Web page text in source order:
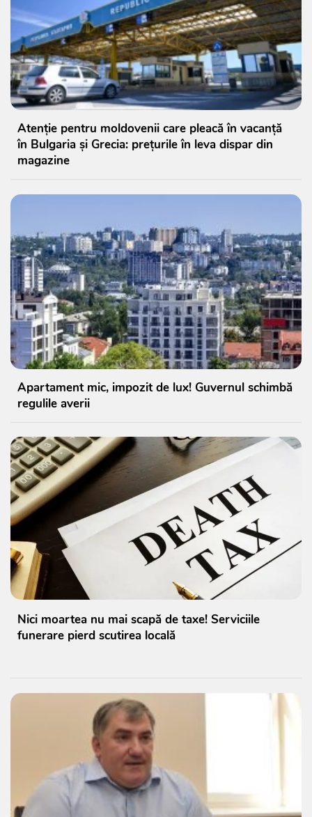
Atenție pentru moldovenii care pleacă în vacanță
în Bulgaria și Grecia: prețurile în leva dispar din
magazine
Apartament mic, impozit de lux! Guvernul schimbă
regulile averii
Nici moartea nu mai scapă de taxe! Serviciile
funerare pierd scutirea locală